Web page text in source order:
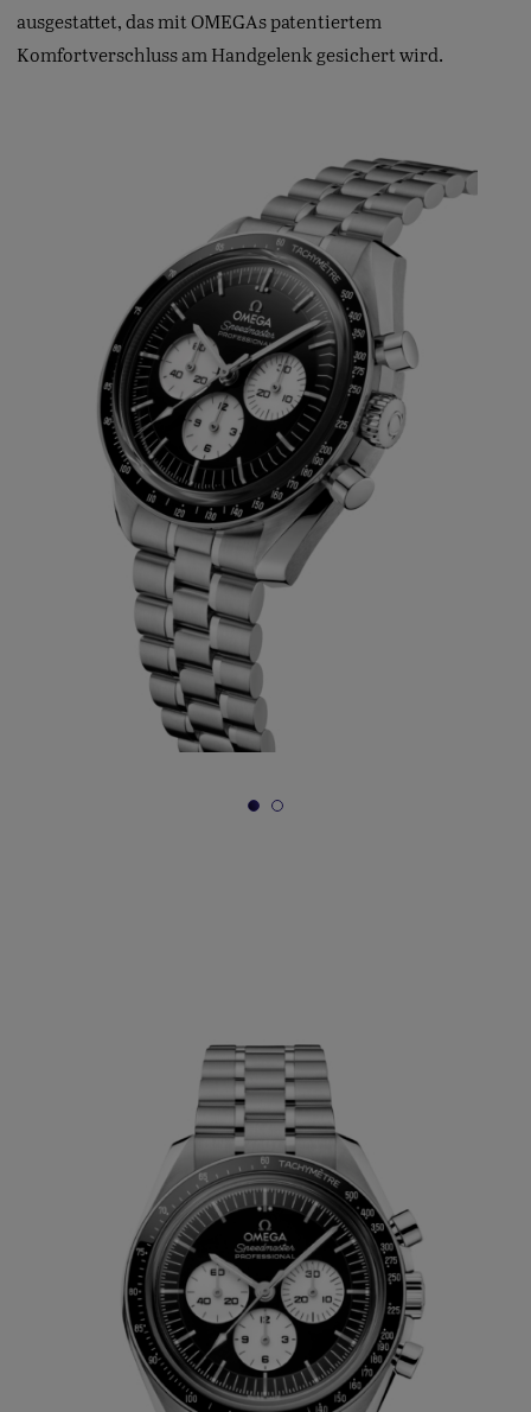
ausgestattet, das mit OMEGAs patentiertem
Komfortverschluss am Handgelenk gesichert wird.